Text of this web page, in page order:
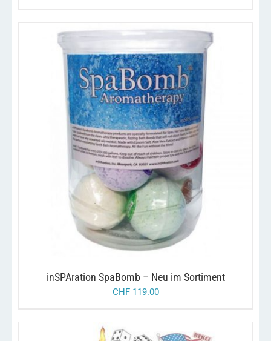
AUSFÜHRUNG WÄHLEN DIESES
PRODUKT
WEIST
MEHRERE
VARIANTEN
AUF.
DIE
OPTIONEN
KÖNNEN
AUF
DER
GEWÄHLT
WERDEN
/ DETAILS
inSPAration SpaBomb – Neu im Sortiment
CHF119.00